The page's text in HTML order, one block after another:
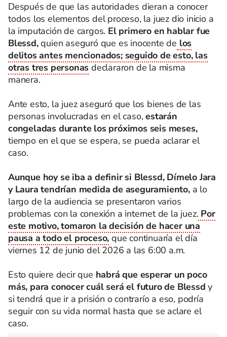
Después de que las autoridades dieran a conocer
todos los elementos del proceso, la juez dio inicio a
la imputación de cargos. El primero en hablar fue
Blessd,quien aseguró que es inocente de los
delitos antes mencionados; seguido de esto, las
otras tres personas declararon de la misma
manera.
Ante esto, la juez aseguró que los bienes de las
personas involucradas en el caso,estarán
congeladas durante los próximos seis meses,
tiempo en el que se espera, se pueda aclarar el
caso.
Aunque hoy se iba a definir si Blessd, Dímelo Jara
y Laura tendrían medida de aseguramiento, a lo
largo de la audiencia se presentaron varios
problemas con la conexión a internet de la juez. Por
este motivo, tomaron la decisión de hacer una
pausa a todo el proceso, que continuaría el día
viernes 12 de junio del 2026 a las 6:00 a.m.
Esto quiere decir que habrá que esperar un poco
más, para conocer cuál será el futuro de Blessd y
si tendrá que ir a prisión o contrarío a eso, podría
seguir con su vida normal hasta que se aclare el
caso.